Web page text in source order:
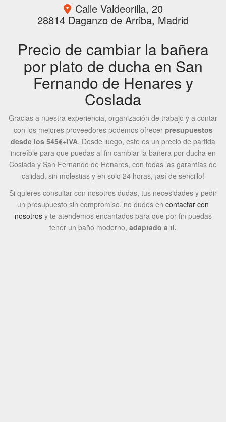
Calle Valdeorilla, 20
28814 Daganzo de Arriba, Madrid
Precio de cambiar la bañera
por plato de ducha en San
Fernando de Henares y
Coslada
Gracias a nuestra experiencia, organización de trabajo y a contar
con los mejores proveedores podemos ofrecer presupuestos
desde los 545€+IVA. Desde luego, este es un precio de partida
increíble para que puedas al fin cambiar la bañera por ducha en
Coslada y San Fernando de Henares, con todas las garantías de
calidad, sin molestias y en solo 24 horas, ¡así de sencillo!
Si quieres consultar con nosotros dudas, tus necesidades y pedir
un presupuesto sin compromiso, no dudes en contactar con
nosotrosy te atendemos encantados para que por fin puedas
tener un baño moderno, adaptado a ti.